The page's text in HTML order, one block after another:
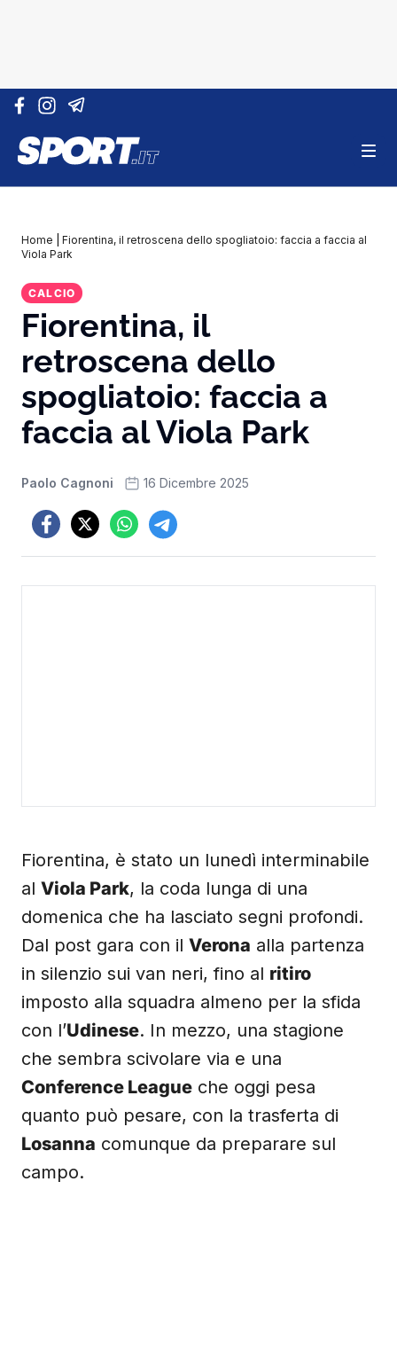
Vai al contenuto
Home
Fiorentina, il retroscena dello spogliatoio: faccia a faccia al
Viola Park
CALCIO
Fiorentina, il
retroscena dello
spogliatoio: faccia a
faccia al Viola Park
Paolo Cagnoni 16 Dicembre 2025
Fiorentina, è stato un lunedì interminabile
al Viola Park, la coda lunga di una
domenica che ha lasciato segni profondi.
Dal post gara con il Verona alla partenza
in silenzio sui van neri, fino al ritiro
imposto alla squadra almeno per la sfida
con l’Udinese. In mezzo, una stagione
che sembra scivolare via e una
Conference League che oggi pesa
quanto può pesare, con la trasferta di
Losanna comunque da preparare sul
campo.